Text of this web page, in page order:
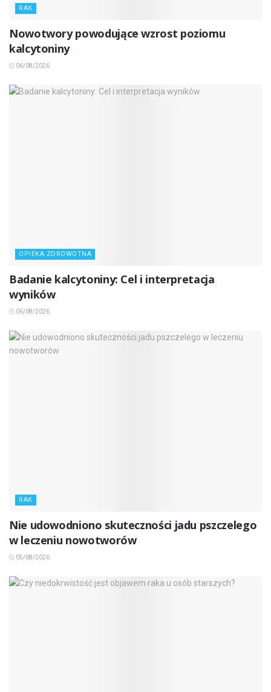
RAK
Nowotwory powodujące wzrost poziomu
kalcytoniny
06/08/2026
OPIEKA ZDROWOTNA
Badanie kalcytoniny: Cel i interpretacja
wyników
06/08/2026
RAK
Nie udowodniono skuteczności jadu pszczelego
w leczeniu nowotworów
05/08/2026